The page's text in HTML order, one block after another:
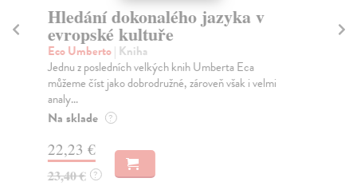
Hledání dokonalého jazyka v
evropské kultuře
Eco Umberto| Kniha
Jednu z posledních velkých knih Umberta Eca
můžeme číst jako dobrodružné, zároveň však i velmi
analy...
Na sklade ?
22,23 €
23,40 € ?